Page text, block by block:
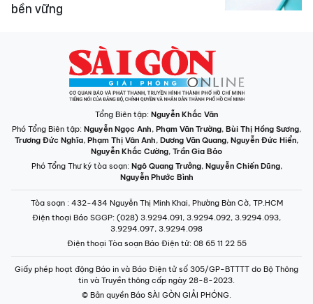
bền vững
Tổng Biên tập: Nguyễn Khắc Văn
Phó Tổng Biên tập: Nguyễn Ngọc Anh, Phạm Văn Trường, Bùi Thị Hồng Sương,
Trương Đức Nghĩa, Phạm Thị Vân Anh, Dương Văn Quang, Nguyễn Đức Hiển,
Nguyễn Khắc Cường, Trần Gia Bảo
Phó Tổng Thư ký tòa soạn: Ngô Quang Trưởng, Nguyễn Chiến Dũng,
Nguyễn Phước Bình
Tòa soạn : 432-434 Nguyễn Thị Minh Khai, Phường Bàn Cờ, TP.HCM
Điện thoại Báo SGGP: (028) 3.9294.091, 3.9294.092, 3.9294.093,
3.9294.097, 3.9294.098
Điện thoại Tòa soạn Báo Điện tử: 08 65 11 22 55
Giấy phép hoạt động Báo in và Báo Điện tử số 305/GP-BTTTT do Bộ Thông
tin và Truyền thông cấp ngày 28-8-2023.
© Bản quyền Báo SÀI GÒN GIẢI PHÓNG.